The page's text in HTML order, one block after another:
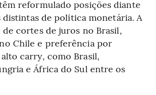
reformulado posições diante
de política monetária. A
cortes de juros no Brasil,
Chile e preferência por
carry, como Brasil,
e África do Sul entre os